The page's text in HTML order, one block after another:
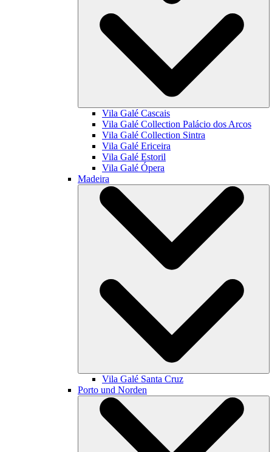
Vila Galé Cascais
Vila Galé Collection Palácio dos Arcos
Vila Galé Collection Sintra
Vila Galé Ericeira
Vila Galé Estoril
Vila Galé Ópera
Madeira
Vila Galé Santa Cruz
Porto und Norden